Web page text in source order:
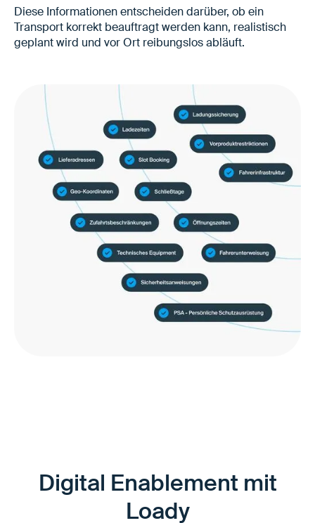
Diese Informationen entscheiden darüber, ob ein
Transport korrekt beauftragt werden kann, realistisch
geplant wird und vor Ort reibungslos abläuft.
Digital Enablement mit
Loady